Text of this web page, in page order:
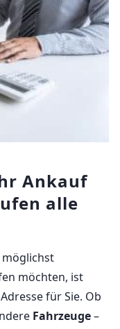
Ankauf
alle
möglichst
möchten, ist
für Sie. Ob
Fahrzeuge–